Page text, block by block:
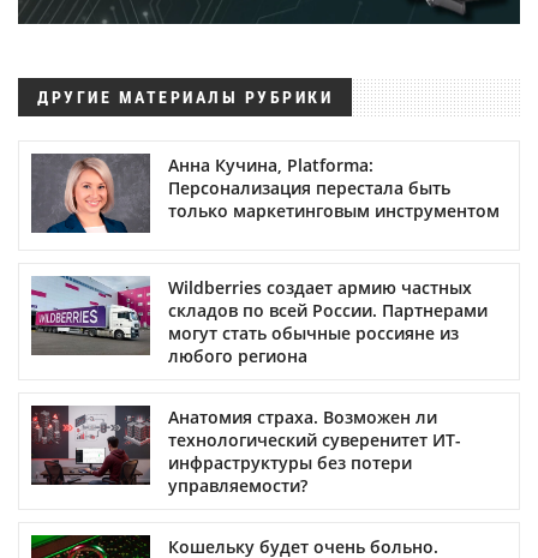
ДРУГИЕ МАТЕРИАЛЫ РУБРИКИ
Анна Кучина, Platforma:
Персонализация перестала быть
только маркетинговым инструментом
Wildberries создает армию частных
складов по всей России. Партнерами
могут стать обычные россияне из
любого региона
Анатомия страха. Возможен ли
технологический суверенитет ИТ-
инфраструктуры без потери
управляемости?
Кошельку будет очень больно.